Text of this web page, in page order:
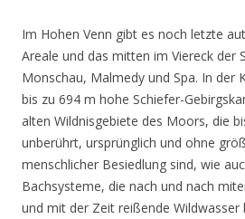
Im Hohen Venn gibt es noch letzte
Areale und das mitten im Viereck der
Monschau, Malmedy und Spa. In der
bis zu 694 m hohe Schiefer-
alten Wildnisgebiete des Moors, die
unberührt, ursprünglich und ohne
menschlicher Besiedlung sind, wie
Bachsysteme, die nach und nach
und mit der Zeit reißende Wildwasser